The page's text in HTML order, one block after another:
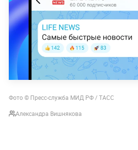
Фото © Пресс-служба МИД РФ / ТАСС
Александра Вишнякова